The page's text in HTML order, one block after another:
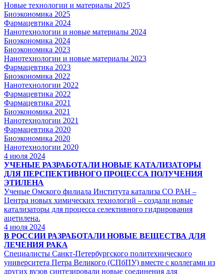
Новые технологии и материалы 2025
Биоэкономика 2025
Фармацевтика 2024
Нанотехнологии и новые материалы 2024
Биоэкономика 2024
Биоэкономика 2023
Нанотехнологии и новые материалы 2023
Фармацевтика 2023
Биоэкономика 2022
Нанотехнологии 2022
Фармацевтика 2022
Фармацевтика 2021
Биоэкономика 2021
Нанотехнологии 2021
Фармацевтика 2020
Биоэкономика 2020
Нанотехнологии 2020
4 июля 2024
УЧЕНЫЕ РАЗРАБОТАЛИ НОВЫЕ КАТАЛИЗАТОРЫ
ДЛЯ ПЕРСПЕКТИВНОГО ПРОЦЕССА ПОЛУЧЕНИЯ
ЭТИЛЕНА
Ученые Омского филиала Института катализа СО РАН –
Центра новых химических технологий – создали новые
катализаторы для процесса селективного гидрирования
ацетилена.
4 июля 2024
В РОССИИ РАЗРАБОТАЛИ НОВЫЕ ВЕЩЕСТВА ДЛЯ
ЛЕЧЕНИЯ РАКА
Специалисты Санкт-Петербургского политехнического
университета Петра Великого (СПбПУ) вместе с коллегами из
других вузов синтезировали новые соединения для